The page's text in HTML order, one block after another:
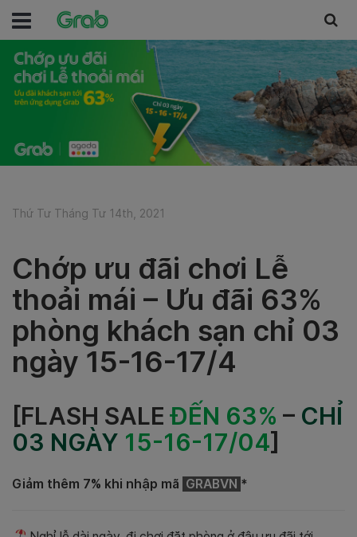
Thứ Tư Tháng Tư 14th, 2021
Chớp ưu đãi chơi Lễ
thoải mái – Ưu đãi 63%
phòng khách sạn chỉ 03
ngày 15-16-17/4
[FLASH SALEĐẾN 63% – CHỈ
03 NGÀY 15-16-17/04]
Giảm thêm 7% khi nhập mã GRABVN *